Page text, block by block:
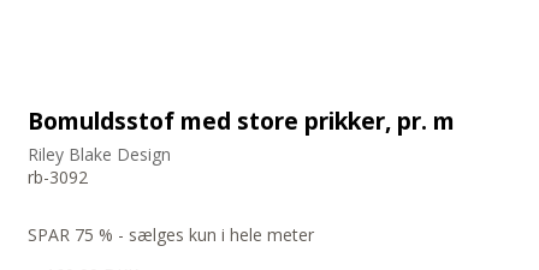
Bomuldsstof med store prikker, pr. m
Riley Blake Design
rb-3092
SPAR 75 % - sælges kun i hele meter